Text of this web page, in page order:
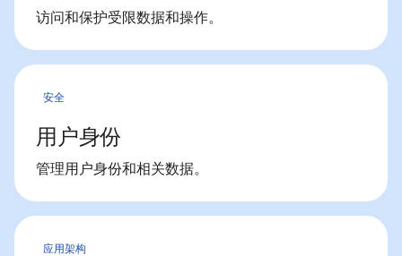
访问和保护受限数据和操作。
安全
用户身份
管理用户身份和相关数据。
应用架构